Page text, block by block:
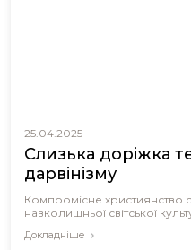
25.04.2025
Слизька доріжка
дарвінізму
Компромісне християнство
навколишньої світської
Докладніше